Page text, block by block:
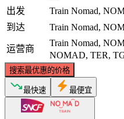
出发
Train Nomad,
到达
Train Nomad,
运营商
Train Nomad,
NOMAD, TER,
搜索最优惠的价格
最快速 最便宜